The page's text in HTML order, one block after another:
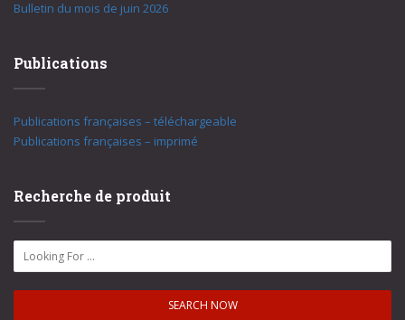
Bulletin du mois de juin 2026
Publications
Publications françaises – téléchargeable
Publications françaises – imprimé
Recherche de produit